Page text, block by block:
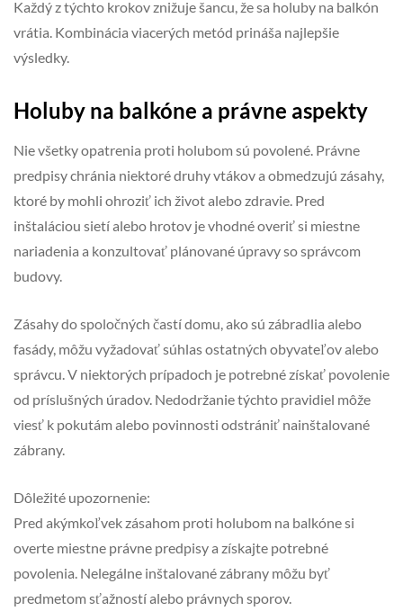
Každý z týchto krokov znižuje šancu, že sa holuby na balkón
vrátia. Kombinácia viacerých metód prináša najlepšie
výsledky.
Holuby na balkóne a právne aspekty
Nie všetky opatrenia proti holubom sú povolené. Právne
predpisy chránia niektoré druhy vtákov a obmedzujú zásahy,
ktoré by mohli ohroziť ich život alebo zdravie. Pred
inštaláciou sietí alebo hrotov je vhodné overiť si miestne
nariadenia a konzultovať plánované úpravy so správcom
budovy.
Zásahy do spoločných častí domu, ako sú zábradlia alebo
fasády, môžu vyžadovať súhlas ostatných obyvateľov alebo
správcu. V niektorých prípadoch je potrebné získať povolenie
od príslušných úradov. Nedodržanie týchto pravidiel môže
viesť k pokutám alebo povinnosti odstrániť nainštalované
zábrany.
Dôležité upozornenie:
Pred akýmkoľvek zásahom proti holubom na balkóne si
overte miestne právne predpisy a získajte potrebné
povolenia. Nelegálne inštalované zábrany môžu byť
predmetom sťažností alebo právnych sporov.